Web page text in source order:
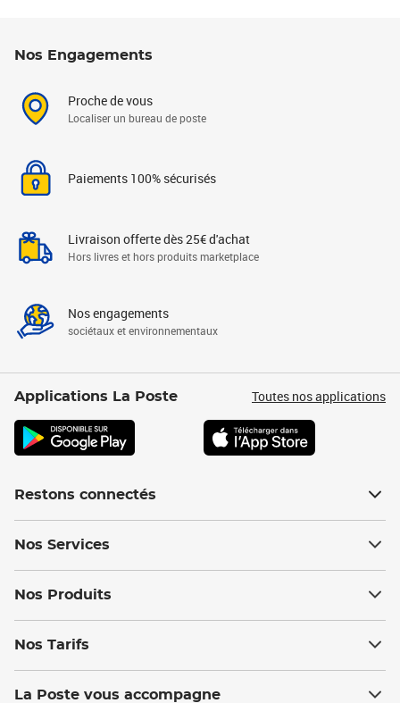
Nos Engagements
Proche de vous
Localiser un bureau de poste
Paiements 100% sécurisés
Livraison offerte dès 25€ d'achat
Hors livres et hors produits marketplace
Nos engagements
sociétaux et environnementaux
Applications La Poste Toutes nos applications
Restons connectés
Nos Services
Nos Produits
Nos Tarifs
La Poste vous accompagne